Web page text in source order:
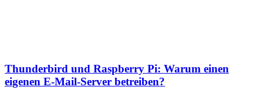
Thunderbird und Raspberry Pi: Warum einen
eigenen E-Mail-Server betreiben?